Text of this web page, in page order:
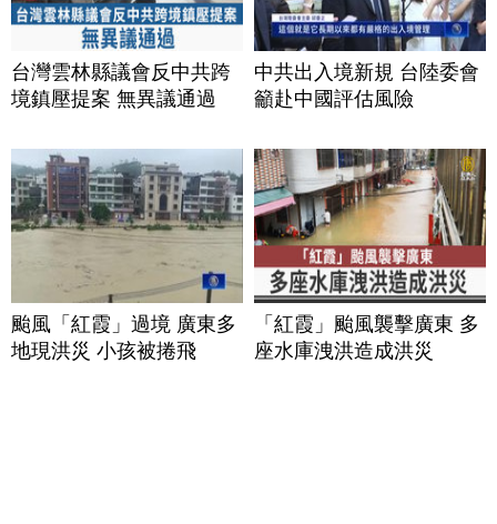
台灣雲林縣議會反中共跨
境鎮壓提案 無異議通過
中共出入境新規 台陸委會
籲赴中國評估風險
颱風「紅霞」過境 廣東多
地現洪災 小孩被捲飛
「紅霞」颱風襲擊廣東 多
座水庫洩洪造成洪災